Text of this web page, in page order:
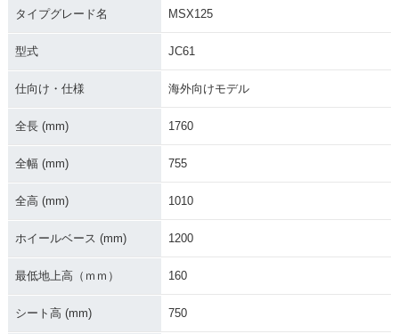
2015年 GROM・カ
ラーチェンジ
イナーチェンジ
タイプグレード名 MSX125
型式 JC61
仕向け・仕様 海外向けモデル
全長 (mm) 1760
全幅 (mm) 755
全高 (mm) 1010
ホイールベース (mm) 1200
最低地上高（ｍｍ） 160
シート高 (mm) 750